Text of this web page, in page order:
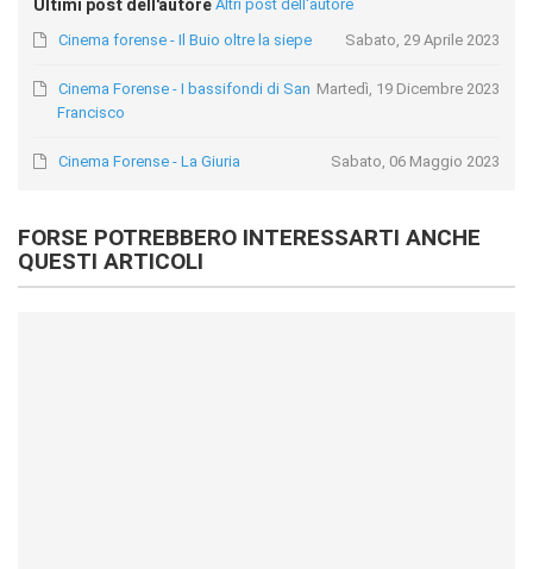
Ultimi post dell'autore Altri post dell'autore
Sabato, 29 Aprile 2023
Cinema forense - Il Buio oltre la siepe
Martedì, 19 Dicembre 2023
Cinema Forense - I bassifondi di San
Francisco
Sabato, 06 Maggio 2023
Cinema Forense - La Giuria
FORSE POTREBBERO INTERESSARTI ANCHE
QUESTI ARTICOLI